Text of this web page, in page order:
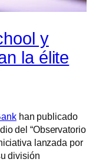
y
la élite
han publicado
del “Observatorio
lanzada por
división